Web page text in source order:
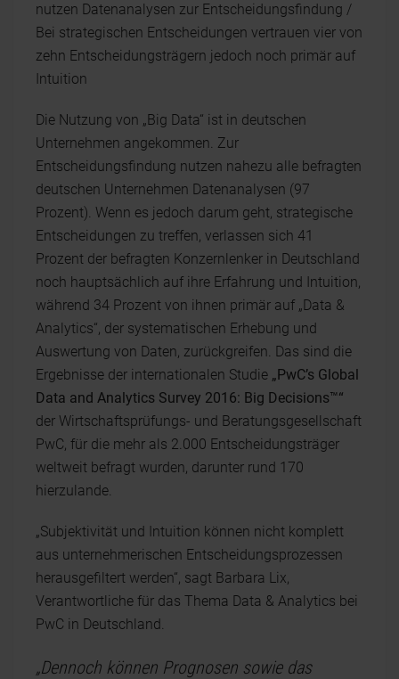
nutzen Datenanalysen zur Entscheidungsfindung /
Bei strategischen Entscheidungen vertrauen vier von
zehn Entscheidungsträgern jedoch noch primär auf
Intuition
Die Nutzung von „Big Data“ ist in deutschen
Unternehmen angekommen. Zur
Entscheidungsfindung nutzen nahezu alle befragten
deutschen Unternehmen Datenanalysen (97
Prozent). Wenn es jedoch darum geht, strategische
Entscheidungen zu treffen, verlassen sich 41
Prozent der befragten Konzernlenker in Deutschland
noch hauptsächlich auf ihre Erfahrung und Intuition,
während 34 Prozent von ihnen primär auf „Data &
Analytics“, der systematischen Erhebung und
Auswertung von Daten, zurückgreifen. Das sind die
Ergebnisse der internationalen Studie „PwC’s Global
Data and Analytics Survey 2016: Big Decisions™“
der Wirtschaftsprüfungs- und Beratungsgesellschaft
PwC, für die mehr als 2.000 Entscheidungsträger
weltweit befragt wurden, darunter rund 170
hierzulande.
„Subjektivität und Intuition können nicht komplett
aus unternehmerischen Entscheidungsprozessen
herausgefiltert werden“, sagt Barbara Lix,
Verantwortliche für das Thema Data & Analytics bei
PwC in Deutschland.
„Dennoch können Prognosen sowie das